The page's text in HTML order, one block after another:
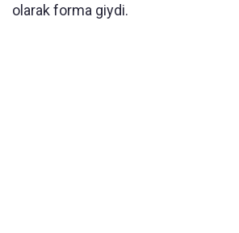
olarak forma giydi.